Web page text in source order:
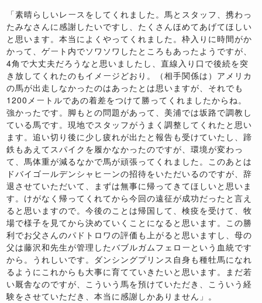
「素晴らしいレースをしてくれました。馬とスタッフ、携わっ
たみなさんに感謝したいですし、たくさんほめてあげてほしい
と思います。本当によくやってくれました。枠入りに時間がか
かって、ゲート内でソワソワしたところもあったようですが、
4角で大丈夫だろうなと思いましたし、直線入り口で後続を突
き放してくれたのもイメージどおり。（相手関係は）アメリカ
の馬が出走しなかったのはあったとは思いますが、それでも
1200メートルであの着差をつけて勝ってくれましたからね。
強かったです。脚もとの問題があって、美浦では坂路で調教し
ている馬です。現地でスタッフがうまく調整してくれたと思い
ます。追い切り後に少し疲れが出たと報告も受けていたし、蹄
鉄もあえてスパイクを履かなかったのですが、環境が変わっ
て、馬体重が減るなかで馬が頑張ってくれました。このあとは
ドバイゴールデンシャヒーンの招待をいただいるのですが、辞
退させていただいて、まずは無事に帰ってきてほしいと思いま
す。けがなく帰ってくれてから今回の遠征が成功だったと言え
ると思いますので。今後のことは帰国して、検疫を受けて、牧
場で様子を見てから決めていくことになると思います。この勝
利でお父さんのパドトロワの評価も上がると思いますし、母の
父は藤沢和先生が管理したバブルガムフェローという血統です
から。うれしいです。ダンシングプリンス自身も種牡馬になれ
るようにこれからも大事に育てていきたいと思います。まだ若
い厩舎なのですが、こういう馬を預けていただき、こういう経
験をさせていただき、本当に感謝しかありません」。